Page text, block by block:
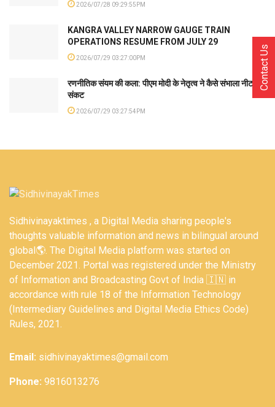
2026/07/28 09:29:55PM
KANGRA VALLEY NARROW GAUGE TRAIN
OPERATIONS RESUME FROM JULY 29
2026/07/29 03:27:00PM
रणनीतिक संयम की कला: पीएम मोदी के नेतृत्व ने कैसे संभाला नीट
संकट
2026/07/29 03:27:54PM
Sidhivinayaktimes , a Digital Media sharing people's
thoughts valuable information and news in bilingual around
global🌎. The Digital Media platform was started on
December 2021. Portal was registered under the Ministry
of Information and Broadcasting Govt of India 🇮🇳 in
accordance with rule 18 of the Information Technology
(Intermediary Guidelines and Digital Media Ethics Code)
Rules, 2021.
Email: sidhivinayaktimes@gmail.com
Phone: 9816013276
Contact Us